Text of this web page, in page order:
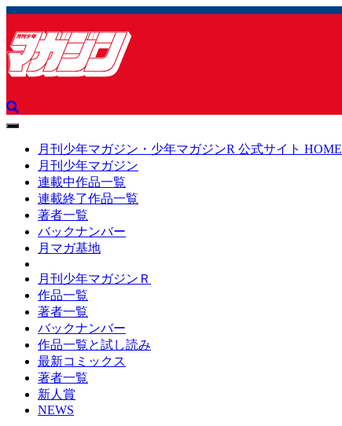
toggle
navigation月刊少年マガジン・少年マガジンR 公式サイト HOME
月刊少年マガジン
連載中作品一覧
連載終了作品一覧
著者一覧
バックナンバー
月マガ基地
月刊少年マガジンＲ
作品一覧
著者一覧
バックナンバー
作品一覧と試し読み
最新コミックス
著者一覧
新人賞
NEWS